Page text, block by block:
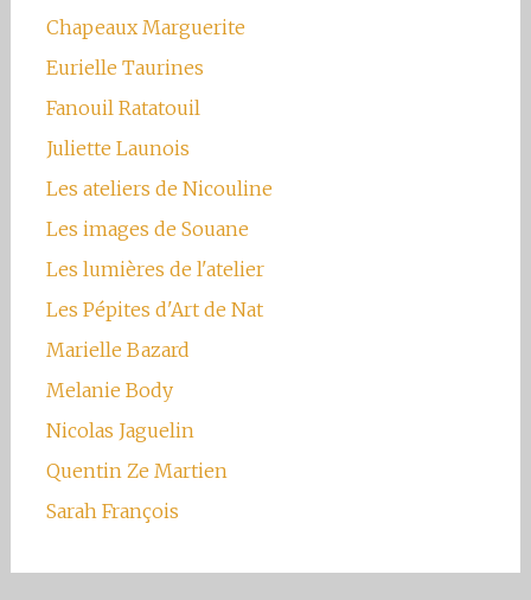
Chapeaux Marguerite
Eurielle Taurines
Fanouil Ratatouil
Juliette Launois
Les ateliers de Nicouline
Les images de Souane
Les lumières de l'atelier
Les Pépites d'Art de Nat
Marielle Bazard
Melanie Body
Nicolas Jaguelin
Quentin Ze Martien
Sarah François